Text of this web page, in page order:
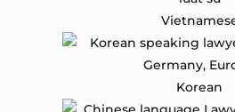
Korean